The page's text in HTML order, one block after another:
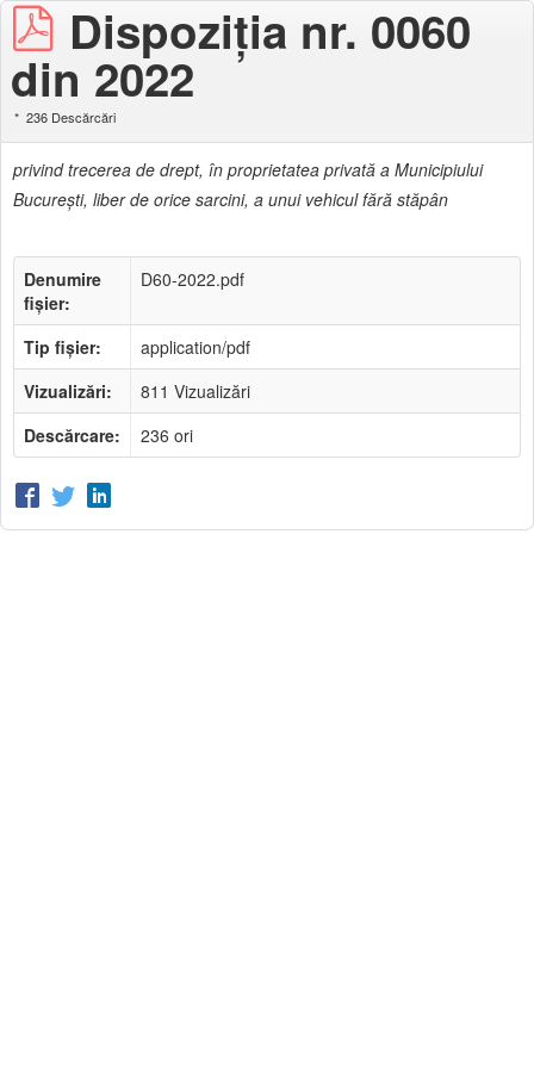
Dispoziția nr. 0060
din 2022
236 Descărcări
privind trecerea de drept, în proprietatea privată a Municipiului
Bucureşti, liber de orice sarcini, a unui vehicul fără stăpân
Denumire
fișier:
D60-2022.pdf
Tip fișier:
application/pdf
Vizualizări:
811 Vizualizări
Descărcare:
236 ori